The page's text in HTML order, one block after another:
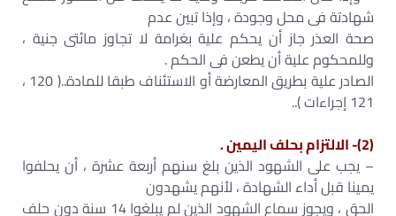
شهادتة فى محل وجودة ، وإذا تبين عدم
صحة العذر جاز أن يحكم علية بغرامة لا تجاوز مائتى جنية ،
وللمحكوم علية أن يطعن فى الحكم .
الصادر علية بطريق المعارضة أو الاستئناف طبقا للمادة..( 120 ،
121 إجراءات )..
(2)- الالتزام بحلف اليمين .
– يجب على الشهود الذين بلغ سنهم أربعة عشرة ، أن يحلفوا
يمينا قبل أداء الشهادة ، لأنهم يشهدون
الحق ، ويجوز سماع الشهود الذين لم يبلغوا 14 سنة دون حلف